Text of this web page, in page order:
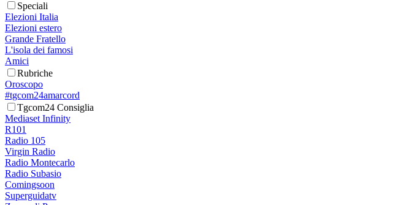
Speciali
Elezioni Italia
Elezioni estero
Grande Fratello
L'isola dei famosi
Amici
Rubriche
Oroscopo
#tgcom24amarcord
Tgcom24 Consiglia
Mediaset Infinity
R101
Radio 105
Virgin Radio
Radio Montecarlo
Radio Subasio
Comingsoon
Superguidatv